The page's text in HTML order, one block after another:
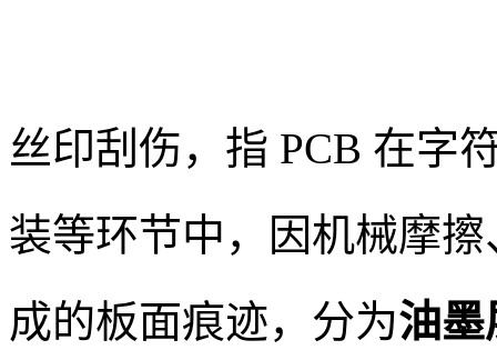
丝印刮伤，指 PCB 在字
装等环节中，因机械摩
成的板面痕迹，分为油墨